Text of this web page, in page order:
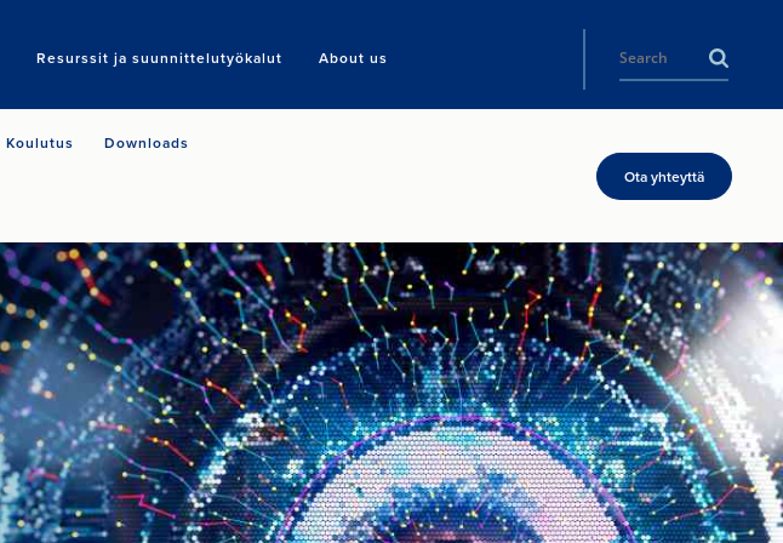
Resurssit ja suunnittelutyökalut About us
Search
Koulutus Downloads
Ota yhteyttä